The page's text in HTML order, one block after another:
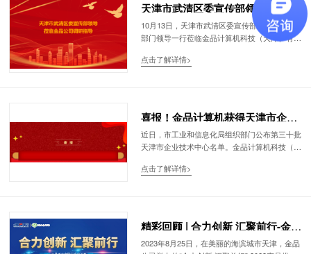
天津市武清区委宣传部领导莅临金
品公司调研指导工作
10月13日，天津市武清区委宣传部王荃部长及
部门领导一行莅临金品计算机科技（天津）有限
理黄成金先生带领公司支持中心、人行中心、资
点击了解详情>
喜报！金品计算机获得天津市企业
技术中心认定
近日，市工业和信息化局组织部门公布第三十批
天津市企业技术中心名单。金品计算机科技（天
津市企业技术中心是我市技术创新体系的重要组
产权、建立技术标准体系、凝聚培养创新人才、
构建协同创新网络、统筹推进技术创新全过程实
施。 此次认定的通过是对金品公司创新能力和
点击了解详情>
精彩回顾 | 合力创新 汇聚前行-金品
2023产品推介会暨客户交流会圆满
2023年8月25日，在美丽的海滨城市天津，金品